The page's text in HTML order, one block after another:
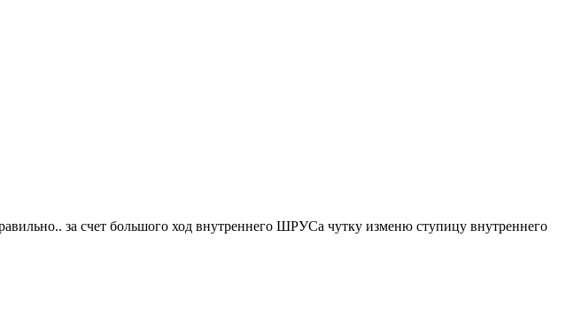
за счет большого ход внутреннего ШРУСа чутку изменю ступицу внутреннего